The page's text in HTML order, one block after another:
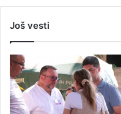
Još vesti